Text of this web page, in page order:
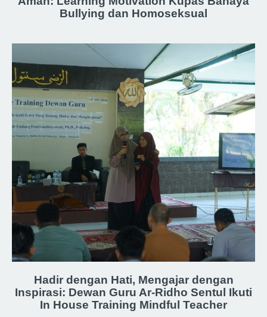
Bullying dan Homoseksual
Hadir dengan Hati, Mengajar dengan
Inspirasi: Dewan Guru Ar-Ridho Sentul Ikuti
In House Training Mindful Teacher